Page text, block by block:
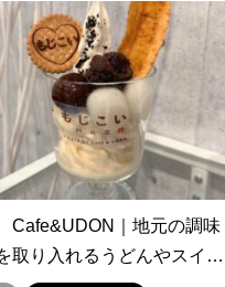
Cafe&UDON｜地元の調味
取り入れるうどんやスイ…